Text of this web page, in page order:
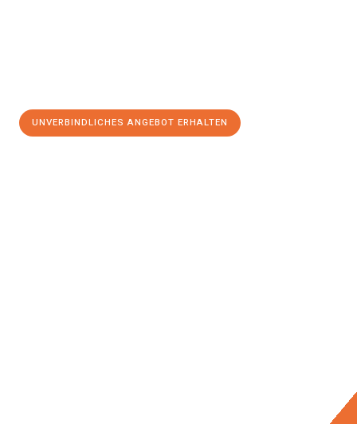
UNVERBINDLICHES ANGEBOT ERHALTEN